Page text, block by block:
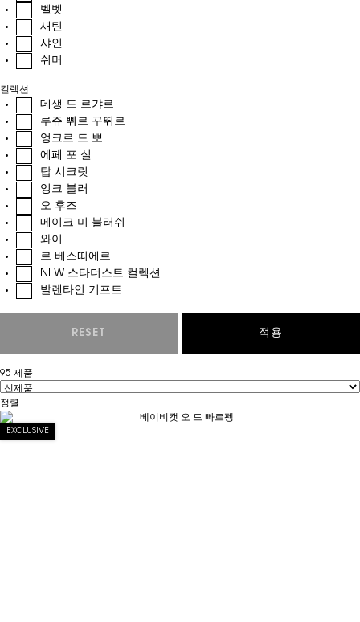
벨벳
새틴
샤인
쉬머
컬렉션
데생 드 르갸르
루쥬 쀠르 꾸뛰르
엉크르 드 뽀
에페 포 실
탑 시크릿
잉크 블러
오 후즈
메이크 미 블러쉬
와이
르 베스띠에르
NEW 스타더스트 컬렉션
발렌타인 기프트
RESET CHOOSEN REFINEMENT FILTERS
적용
95 제품
정렬
Filter menu
EXCLUSIVE